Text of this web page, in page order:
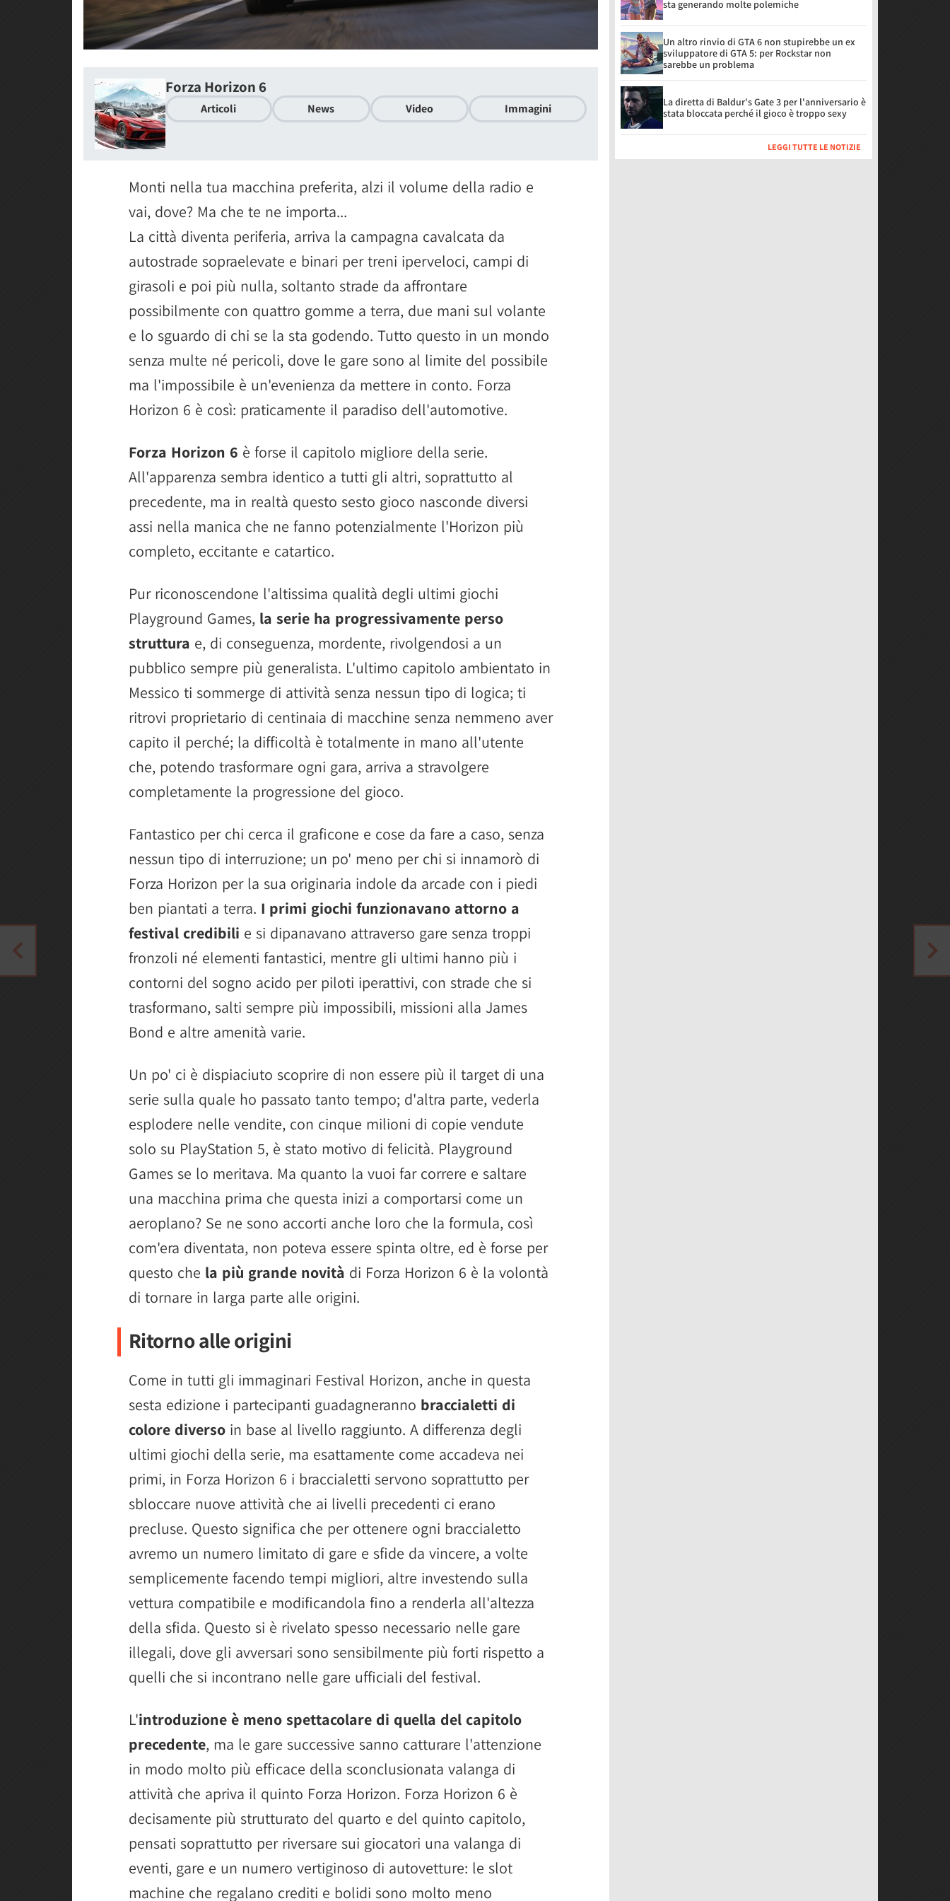
Forza Horizon 6
Articoli News Video Immagini
Monti nella tua macchina preferita, alzi il volume della radio e
vai, dove? Ma che te ne importa...
La città diventa periferia, arriva la campagna cavalcata da
autostrade sopraelevate e binari per treni iperveloci, campi di
girasoli e poi più nulla, soltanto strade da affrontare
possibilmente con quattro gomme a terra, due mani sul volante
e lo sguardo di chi se la sta godendo. Tutto questo in un mondo
senza multe né pericoli, dove le gare sono al limite del possibile
ma l'impossibile è un'evenienza da mettere in conto. Forza
Horizon 6 è così: praticamente il paradiso dell'automotive.
Forza Horizon 6 è forse il capitolo migliore della serie.
All'apparenza sembra identico a tutti gli altri, soprattutto al
precedente, ma in realtà questo sesto gioco nasconde diversi
assi nella manica che ne fanno potenzialmente l'Horizon più
completo, eccitante e catartico.
Pur riconoscendone l'altissima qualità degli ultimi giochi
Playground Games, la serie ha progressivamente perso
struttura e, di conseguenza, mordente, rivolgendosi a un
pubblico sempre più generalista. L'ultimo capitolo ambientato in
Messico ti sommerge di attività senza nessun tipo di logica; ti
ritrovi proprietario di centinaia di macchine senza nemmeno aver
capito il perché; la difficoltà è totalmente in mano all'utente
che, potendo trasformare ogni gara, arriva a stravolgere
completamente la progressione del gioco.
Fantastico per chi cerca il graficone e cose da fare a caso, senza
nessun tipo di interruzione; un po' meno per chi si innamorò di
Forza Horizon per la sua originaria indole da arcade con i piedi
ben piantati a terra. I primi giochi funzionavano attorno a
festival credibili e si dipanavano attraverso gare senza troppi
fronzoli né elementi fantastici, mentre gli ultimi hanno più i
contorni del sogno acido per piloti iperattivi, con strade che si
trasformano, salti sempre più impossibili, missioni alla James
Bond e altre amenità varie.
Un po' ci è dispiaciuto scoprire di non essere più il target di una
serie sulla quale ho passato tanto tempo; d'altra parte, vederla
esplodere nelle vendite, con cinque milioni di copie vendute
solo su PlayStation 5, è stato motivo di felicità. Playground
Games se lo meritava. Ma quanto la vuoi far correre e saltare
una macchina prima che questa inizi a comportarsi come un
aeroplano? Se ne sono accorti anche loro che la formula, così
com'era diventata, non poteva essere spinta oltre, ed è forse per
questo che la più grande novità di Forza Horizon 6 è la volontà
di tornare in larga parte alle origini.
Ritorno alle origini
Come in tutti gli immaginari Festival Horizon, anche in questa
sesta edizione i partecipanti guadagneranno braccialetti di
colore diverso in base al livello raggiunto. A differenza degli
ultimi giochi della serie, ma esattamente come accadeva nei
primi, in Forza Horizon 6 i braccialetti servono soprattutto per
sbloccare nuove attività che ai livelli precedenti ci erano
precluse. Questo significa che per ottenere ogni braccialetto
avremo un numero limitato di gare e sfide da vincere, a volte
semplicemente facendo tempi migliori, altre investendo sulla
vettura compatibile e modificandola fino a renderla all'altezza
della sfida. Questo si è rivelato spesso necessario nelle gare
illegali, dove gli avversari sono sensibilmente più forti rispetto a
quelli che si incontrano nelle gare ufficiali del festival.
L'introduzione è meno spettacolare di quella del capitolo
precedente, ma le gare successive sanno catturare l'attenzione
in modo molto più efficace della sconclusionata valanga di
attività che apriva il quinto Forza Horizon. Forza Horizon 6 è
decisamente più strutturato del quarto e del quinto capitolo,
pensati soprattutto per riversare sui giocatori una valanga di
eventi, gare e un numero vertiginoso di autovetture: le slot
machine che regalano crediti e bolidi sono molto meno
sta generando molte polemiche
Un altro rinvio di GTA 6 non stupirebbe un ex
sviluppatore di GTA 5: per Rockstar non
sarebbe un problema
La diretta di Baldur's Gate 3 per l'anniversario è
stata bloccata perché il gioco è troppo sexy
LEGGI TUTTE LE NOTIZIE